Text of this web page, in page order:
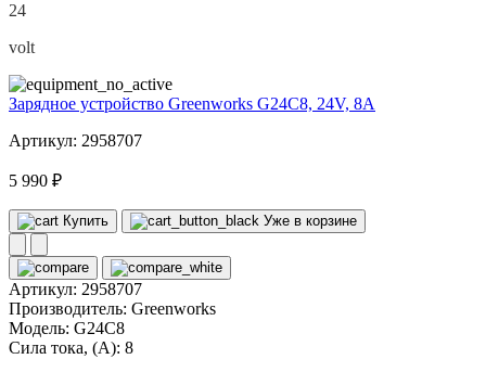
24
volt
Зарядное устройство Greenworks G24C8, 24V, 8А
Артикул: 2958707
5 990 ₽
Купить Уже в корзине
Артикул: 2958707
Производитель: Greenworks
Модель: G24C8
Сила тока, (А): 8